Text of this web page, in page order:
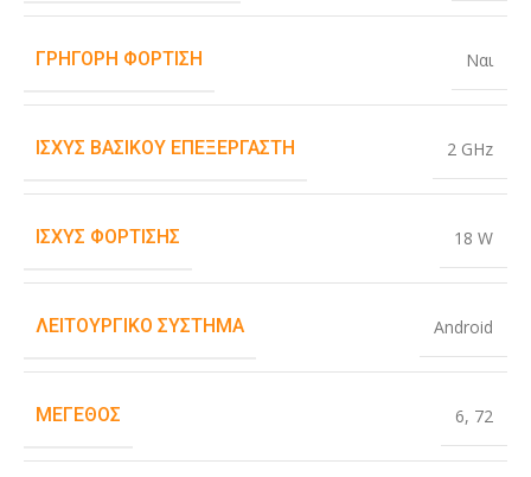
ΓΡΉΓΟΡΗ ΦΌΡΤΙΣΗ Ναι
ΙΣΧΎΣ ΒΑΣΙΚΟΎ ΕΠΕΞΕΡΓΑΣΤΉ 2 GHz
ΙΣΧΎΣ ΦΌΡΤΙΣΗΣ 18 W
ΛΕΙΤΟΥΡΓΙΚΌ ΣΎΣΤΗΜΑ Android
ΜΈΓΕΘΟΣ 6, 72